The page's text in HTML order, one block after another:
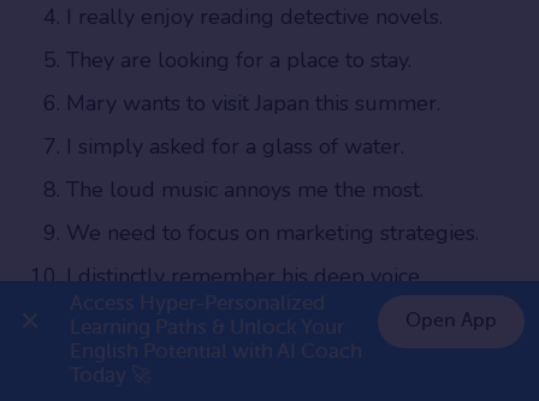
I really enjoy reading detective novels.
They are looking for a place to stay.
Mary wants to visit Japan this summer.
I simply asked for a glass of water.
The loud music annoys me the most.
We need to focus on marketing strategies.
I distinctly remember his deep voice.
She promised to help me with the project.
I admire his honesty more than anything.
👉 Premium 1 năm chỉ 999K
Access Hyper-Personalized
Learning Paths & Unlock Your
English Potential with AI Coach
Today 🚀
Open App